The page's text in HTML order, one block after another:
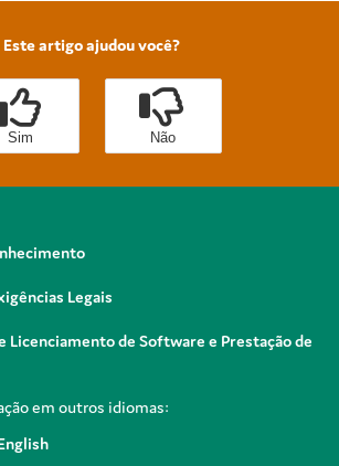
Este artigo ajudou você?
Sim Não
Legais
Licenciamento de Software e Prestação de
em outros idiomas: